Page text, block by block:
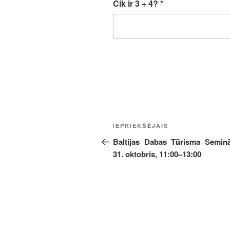
Cik ir 3 + 4? *
Ziņu
izvēlne
Iepriekšējā
ziņa:
IEPRIEKŠĒJAIS
Baltijas Dabas Tūrisma
31. oktobris, 11:00–13:00